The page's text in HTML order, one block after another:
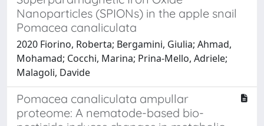
Nanoparticles (SPIONs) in the apple snail
Pomacea canaliculata
2020 Fiorino, Roberta; Bergamini, Giulia; Ahmad,
Mohamad; Cocchi, Marina; Prina-Mello, Adriele;
Malagoli, Davide
Pomacea canaliculata ampullar
proteome: A nematode-based bio-